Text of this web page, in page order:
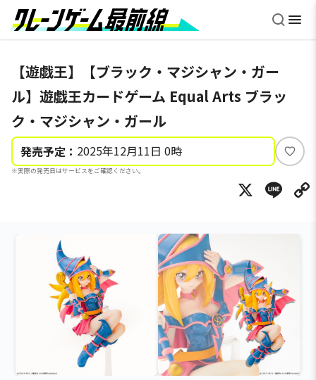
【遊戯王】【ブラック・マジシャン・ガー
ル】遊戯王カードゲーム Equal Arts ブラッ
ク・マジシャン・ガール
発売予定： 2025年12月11日 0時
※実際の発売日はサービスをご確認ください。
い
ね
X